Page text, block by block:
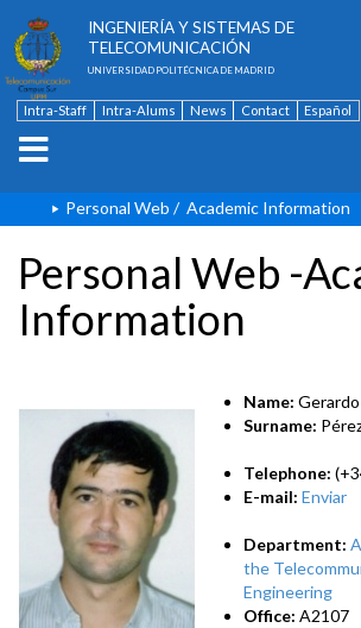
INGENIERÍA Y SISTEMAS DE
TELECOMUNICACIÓN
UNIVERSIDAD POLITÉCNICA DE MADRID
Intra-Staff Intra-Alums News Contact Español
Personal Web / Academic Information
Personal Web -
Information
Name: Gerardo
Surname:
Telephone:
E-mail: Enviar
Department:
the
Engineering
Office: A2107